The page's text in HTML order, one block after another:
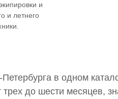
и
и летнего
в одном
трех до шести месяцев,